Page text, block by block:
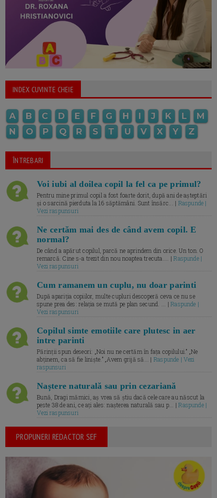
INDEX CUVINTE CHEIE
A B C D E F G H I J K L
M
N
O P Q R S T U V X Y Z
ÎNTREBARI
Voi iubi al doilea copil la fel ca pe primul?
Pentru mine primul copil a fost foarte dorit, după ani de așteptări
și o sarcină pierduta la 16 săptămâni. Sunt însărc... | Raspunde |
Vezi raspunsuri
Ne certăm mai des de când avem copil. E
normal?
De când a apărut copilul, parcă ne aprindem din orice. Un ton. O
remarcă. Cine s-a trezit din nou noaptea trecuta.... |Raspunde |
Vezi raspunsuri
Cum ramanem un cuplu, nu doar parinti
După apariția copiilor, multe cupluri descoperă ceva ce nu se
spune prea des: relația se mută pe plan secund. ... |Raspunde |
Vezi raspunsuri
Copilul simte emotiile care plutesc in aer
intre parinti
Părinții spun deseori: „Noi nu ne certăm în fața copilului.” „Ne
abținem, ca să fie liniște.” „Avem grijă să... | Raspunde | Vezi
raspunsuri
Naștere naturală sau prin cezariană
Bună, Dragi mămici, aș vrea să știu dacă cele care au născut la
peste 38 de ani, ce ați ales: nașterea naturală sau p... |Raspunde |
Vezi raspunsuri
PROPUNERI REDACTOR SEF